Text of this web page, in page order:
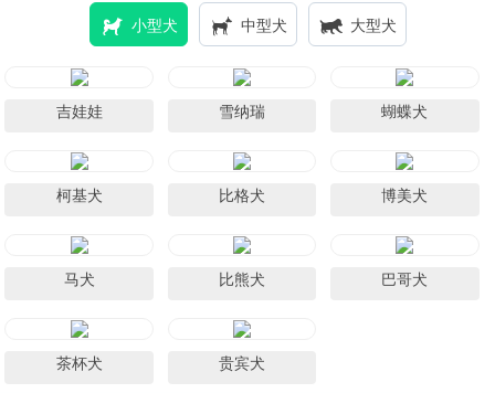
小型犬 中型犬 大型犬
吉娃娃 雪纳瑞 蝴蝶犬
柯基犬 比格犬 博美犬
马犬 比熊犬 巴哥犬
茶杯犬 贵宾犬